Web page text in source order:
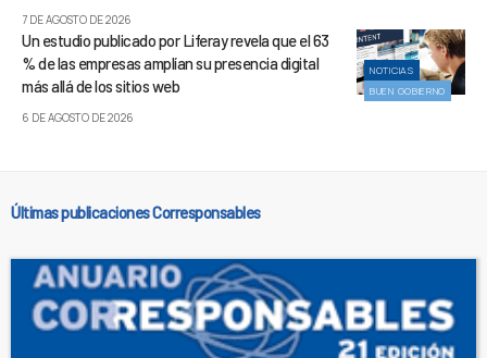
7 DE AGOSTO DE 2026
NOTICIAS
BUEN GOBIERNO
Un estudio publicado por Liferay revela que el 63
% de las empresas amplían su presencia digital
más allá de los sitios web
6 DE AGOSTO DE 2026
Últimas publicaciones Corresponsables